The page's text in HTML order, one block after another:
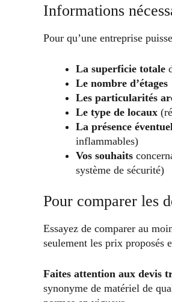
Informations
Pour qu’une entreprise
La superficie totale
Le nombre d’étages
Les particularités
Le type de locaux
La présence
inflammables)
Vos souhaits
système de sécurité)
Pour comparer les
Essayez de comparer au
seulement les prix proposés
Faites attention aux devis
synonyme de matériel de